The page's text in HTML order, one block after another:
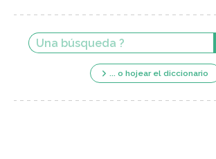
... o hojear el diccionario